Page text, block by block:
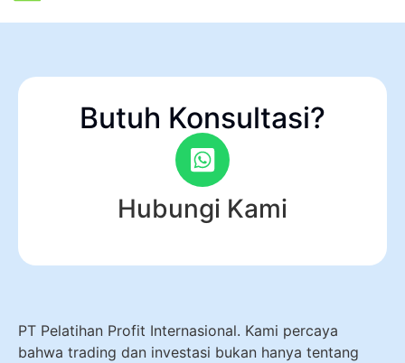
Butuh Konsultasi?
Hubungi Kami
PT Pelatihan Profit Internasional. Kami percaya
bahwa trading dan investasi bukan hanya tentang